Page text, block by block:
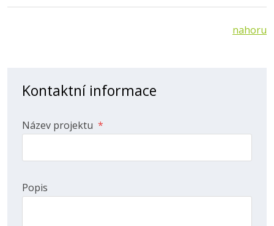
nahoru
Kontaktní informace
Název projektu *
Popis